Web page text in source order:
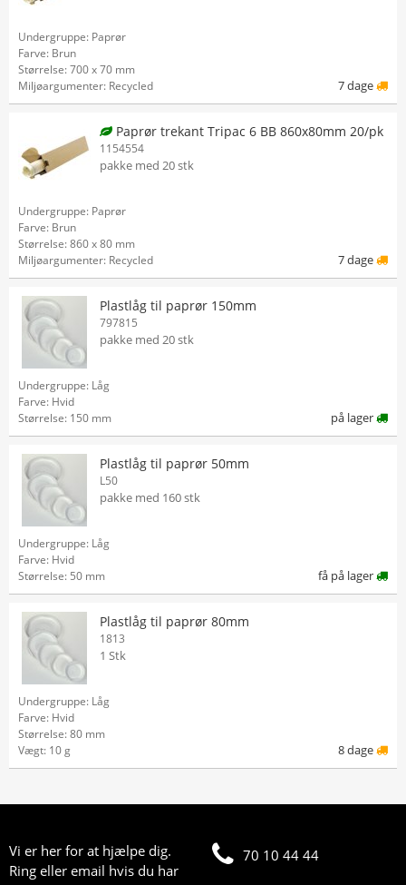
Undergruppe: Paprør
Farve: Brun
Størrelse: 700 x 70 mm
Miljøargumenter: Recycled
7 dage
Paprør trekant Tripac 6 BB 860x80mm 20/pk
1154554
pakke med 20 stk
Undergruppe: Paprør
Farve: Brun
Størrelse: 860 x 80 mm
Miljøargumenter: Recycled
7 dage
Plastlåg til paprør 150mm
797815
pakke med 20 stk
Undergruppe: Låg
Farve: Hvid
Størrelse: 150 mm
på lager
Plastlåg til paprør 50mm
L50
pakke med 160 stk
Undergruppe: Låg
Farve: Hvid
Størrelse: 50 mm
få på lager
Plastlåg til paprør 80mm
1813
1 Stk
Undergruppe: Låg
Farve: Hvid
Størrelse: 80 mm
Vægt: 10 g
8 dage
Vi er her for at hjælpe dig.
Ring eller email hvis du har
70 10 44 44